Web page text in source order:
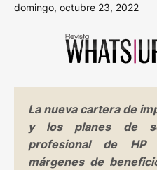
domingo, octubre 23, 2022
La nueva cartera de
y los planes de
profesional de HP
márgenes de